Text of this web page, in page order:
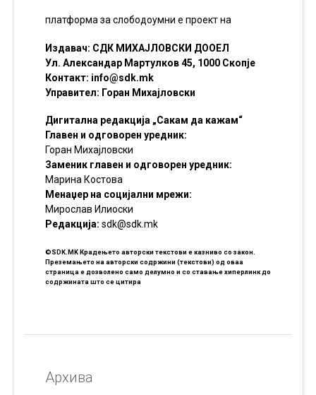
платформа за слободоумни е проект на
Издавач: СДК МИХАЈЛОВСКИ ДООЕЛ
Ул. Александар Мартулков 45, 1000 Скопје
Контакт: info@sdk.mk
Управител: Горан Михајловски
Дигитална редакција „Сакам да кажам“
Главен и одговорен уредник:
Горан Михајловски
Заменик главен и одговорен уредник:
Марина Костова
Менаџер на социјални мрежи:
Мирослав Илиоски
Редакцијa: sdk@sdk.mk
©SDK.MK Крадењето авторски текстови е казниво со закон.
Преземањето на авторски содржини (текстови) од оваа
страница е дозволено само делумно и со ставање хиперлинк до
содржината што се цитира
Архива